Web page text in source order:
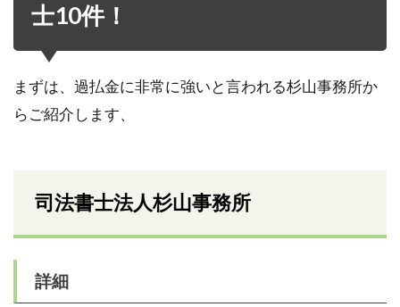
士10件！
まずは、過払金に非常に強いと言われる杉山事務所か
らご紹介します、
司法書士法人杉山事務所
詳細